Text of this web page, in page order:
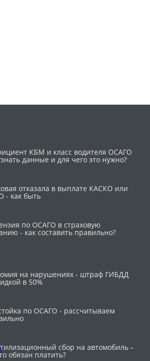
КБМ и класс водителя ОСАГО
данные и для чего это нужно?
отказала в выплате КАСКО или
- как быть
по ОСАГО в страховую
- как составить правильно?
на нарушениях - штраф ГИБДД
в 50%
по ОСАГО - рассчитываем
сбор на автомобиль –
обязан платить?